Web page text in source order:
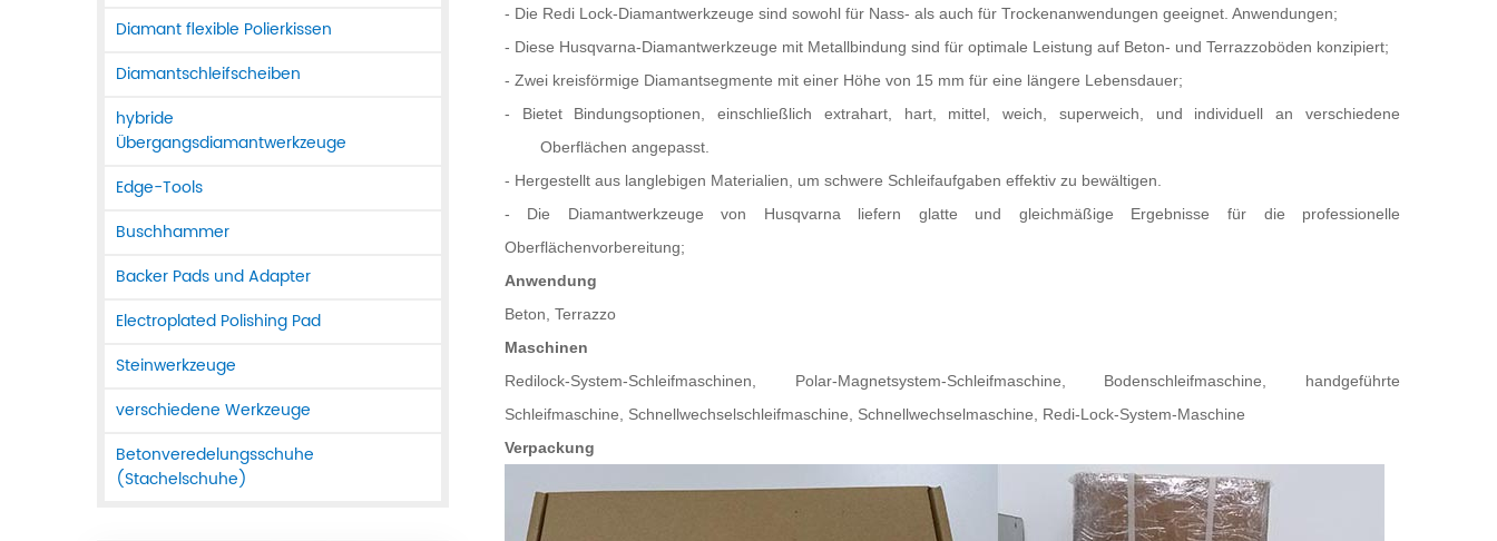
Diamant flexible Polierkissen
Diamantschleifscheiben
hybride
Übergangsdiamantwerkzeuge
Edge-Tools
Buschhammer
Backer Pads und Adapter
Electroplated Polishing Pad
Steinwerkzeuge
verschiedene Werkzeuge
Betonveredelungsschuhe
(Stachelschuhe)
- Die Redi Lock-Diamantwerkzeuge sind sowohl für Nass- als auch für Trockenanwendungen geeignet. Anwendungen;
- Diese Husqvarna-Diamantwerkzeuge mit Metallbindung sind für optimale Leistung auf Beton- und Terrazzoböden konzipiert;
- Zwei kreisförmige Diamantsegmente mit einer Höhe von 15 mm für eine längere Lebensdauer;
- Bietet Bindungsoptionen, einschließlich extrahart, hart, mittel, weich, superweich, und individuell an verschiedene
Oberflächen angepasst.
- Hergestellt aus langlebigen Materialien, um schwere Schleifaufgaben effektiv zu bewältigen.
- Die Diamantwerkzeuge von Husqvarna liefern glatte und gleichmäßige Ergebnisse für die professionelle
Oberflächenvorbereitung;
Anwendung
Beton, Terrazzo
Maschinen
Redilock-System-Schleifmaschinen, Polar-Magnetsystem-Schleifmaschine, Bodenschleifmaschine, handgeführte
Schleifmaschine, Schnellwechselschleifmaschine, Schnellwechselmaschine, Redi-Lock-System-Maschine
Verpackung